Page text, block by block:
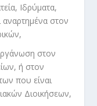
Ιδρύματα,
στον
στον
ή στον
που είναι
Διοικήσεων,